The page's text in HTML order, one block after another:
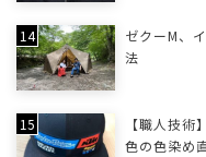
ゼクーM、
法
【職人技
色の色染め